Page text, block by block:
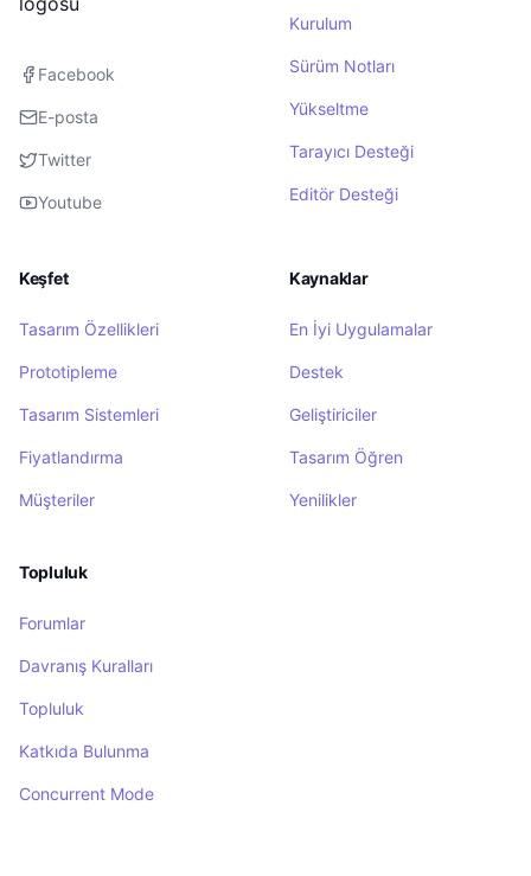
Facebook
E-posta
Twitter
Youtube
Kurulum
Sürüm Notları
Yükseltme
Tarayıcı Desteği
Editör Desteği
Keşfet
Tasarım Özellikleri
Prototipleme
Tasarım Sistemleri
Fiyatlandırma
Müşteriler
Kaynaklar
En İyi Uygulamalar
Destek
Geliştiriciler
Tasarım Öğren
Yenilikler
Topluluk
Forumlar
Davranış Kuralları
Topluluk
Katkıda Bulunma
Concurrent Mode